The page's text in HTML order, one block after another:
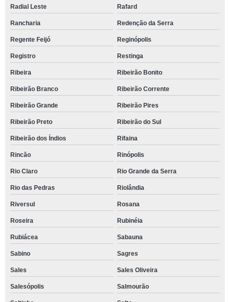
Radial Leste Rafard
Rancharia Redenção da Serra
Regente Feijó Reginópolis
Registro Restinga
Ribeira Ribeirão Bonito
Ribeirão Branco Ribeirão Corrente
Ribeirão Grande Ribeirão Pires
Ribeirão Preto Ribeirão do Sul
Ribeirão dos Índios Rifaina
Rincão Rinópolis
Rio Claro Rio Grande da Serra
Rio das Pedras Riolândia
Riversul Rosana
Roseira Rubinéia
Rubiácea Sabauna
Sabino Sagres
Sales Sales Oliveira
Salesópolis Salmourão